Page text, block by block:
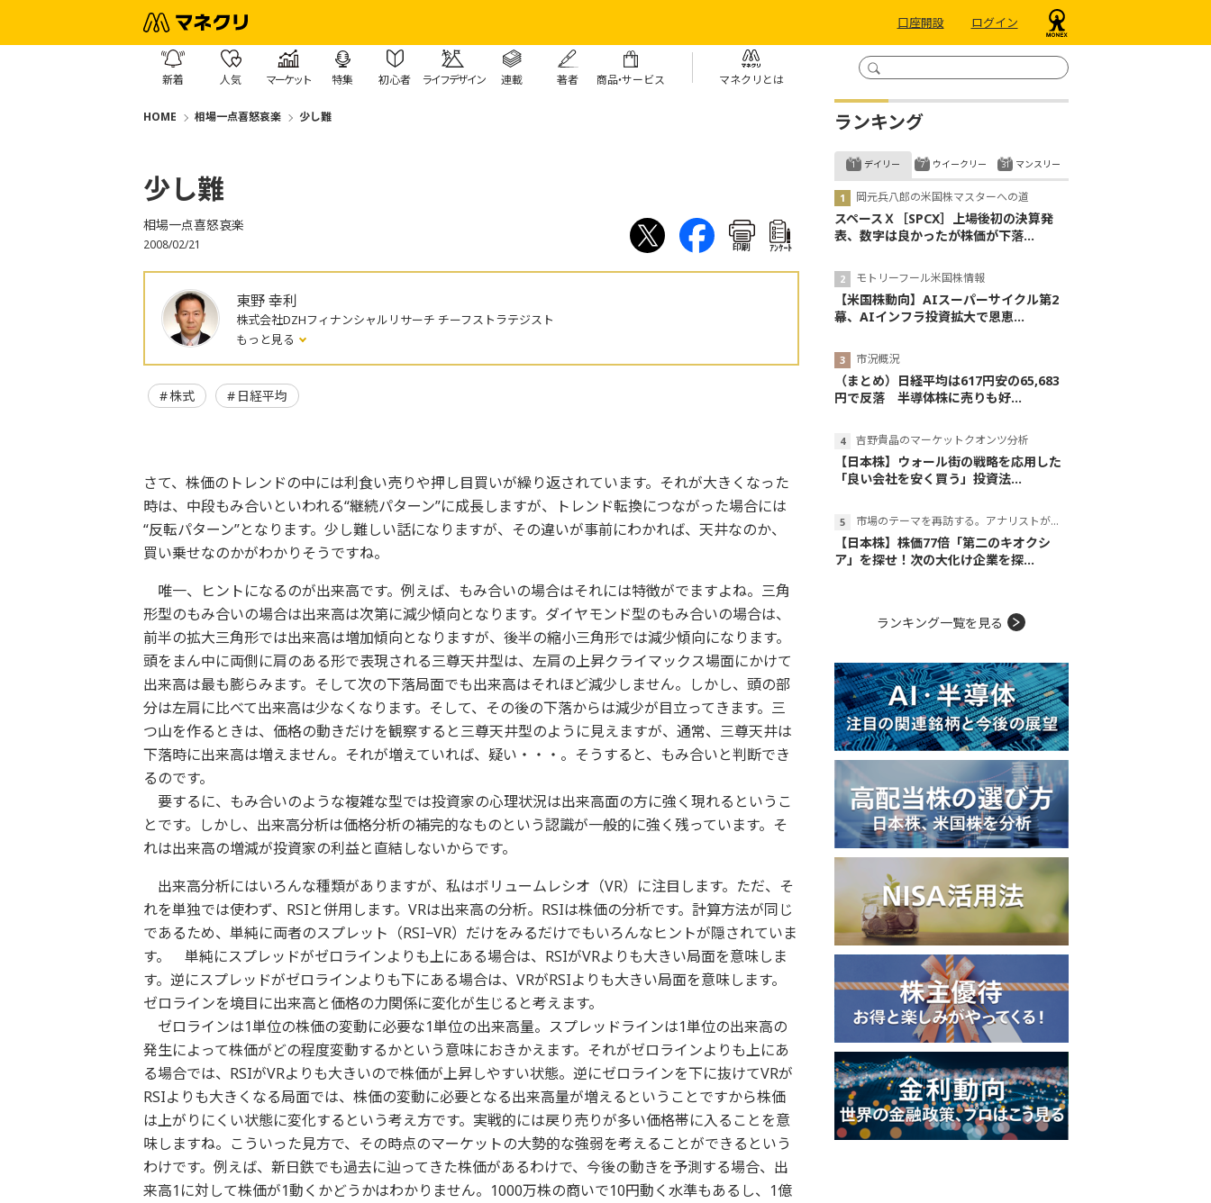
口座開設 ログイン
新着 人気 マーケット 特集 初心者 ライフデザイン 連載 著者 商品・サービス マネクリとは
HOME 相場一点喜怒哀楽 少し難
少し難
相場一点喜怒哀楽
2008/02/21 印刷 ｱﾝｹｰﾄ
東野 幸利
株式会社DZHフィナンシャルリサーチ チーフストラテジスト
もっと見る
株式 日経平均
さて、株価のトレンドの中には利食い売りや押し目買いが繰り返されています。それが大きくなった
時は、中段もみ合いといわれる“継続パターン”に成長しますが、トレンド転換につながった場合には
“反転パターン”となります。少し難しい話になりますが、その違いが事前にわかれば、天井なのか、
買い乗せなのかがわかりそうですね。
唯一、ヒントになるのが出来高です。例えば、もみ合いの場合はそれには特徴がでますよね。三角
形型のもみ合いの場合は出来高は次第に減少傾向となります。ダイヤモンド型のもみ合いの場合は、
前半の拡大三角形では出来高は増加傾向となりますが、後半の縮小三角形では減少傾向になります。
頭をまん中に両側に肩のある形で表現される三尊天井型は、左肩の上昇クライマックス場面にかけて
出来高は最も膨らみます。そして次の下落局面でも出来高はそれほど減少しません。しかし、頭の部
分は左肩に比べて出来高は少なくなります。そして、その後の下落からは減少が目立ってきます。三
つ山を作るときは、価格の動きだけを観察すると三尊天井型のように見えますが、通常、三尊天井は
下落時に出来高は増えません。それが増えていれば、疑い・・・。そうすると、もみ合いと判断でき
るのです。
要するに、もみ合いのような複雑な型では投資家の心理状況は出来高面の方に強く現れるというこ
とです。しかし、出来高分析は価格分析の補完的なものという認識が一般的に強く残っています。そ
れは出来高の増減が投資家の利益と直結しないからです。
出来高分析にはいろんな種類がありますが、私はボリュームレシオ（VR）に注目します。ただ、そ
れを単独では使わず、RSIと併用します。VRは出来高の分析。RSIは株価の分析です。計算方法が同じ
であるため、単純に両者のスプレット（RSI−VR）だけをみるだけでもいろんなヒントが隠されていま
す。 単純にスプレッドがゼロラインよりも上にある場合は、RSIがVRよりも大きい局面を意味しま
す。逆にスプレッドがゼロラインよりも下にある場合は、VRがRSIよりも大きい局面を意味します。
ゼロラインを境目に出来高と価格の力関係に変化が生じると考えます。
ゼロラインは1単位の株価の変動に必要な1単位の出来高量。スプレッドラインは1単位の出来高の
発生によって株価がどの程度変動するかという意味におきかえます。それがゼロラインよりも上にあ
る場合では、RSIがVRよりも大きいので株価が上昇しやすい状態。逆にゼロラインを下に抜けてVRが
RSIよりも大きくなる局面では、株価の変動に必要となる出来高量が増えるということですから株価
は上がりにくい状態に変化するという考え方です。実戦的には戻り売りが多い価格帯に入ることを意
味しますね。こういった見方で、その時点のマーケットの大勢的な強弱を考えることができるという
わけです。例えば、新日鉄でも過去に辿ってきた株価があるわけで、今後の動きを予測する場合、出
来高1に対して株価が1動くかどうかはわかりません。1000万株の商いで10円動く水準もあるし、1億
ランキング
デイリー
岡元兵八郎の米国株マスターへの道
スペースＸ［SPCX］上場後初の決算発
表、数字は良かったが株価が下落...
モトリーフール米国株情報
【米国株動向】AIスーパーサイクル第2
幕、AIインフラ投資拡大で恩恵...
市況概況
（まとめ）日経平均は617円安の65,683
円で反落 半導体株に売りも好...
吉野貴晶のマーケットクオンツ分析
【日本株】ウォール街の戦略を応用した
「良い会社を安く買う」投資法...
市場のテーマを再訪する。アナリストが読み解くテーマの本質
【日本株】株価77倍「第二のキオクシ
ア」を探せ！次の大化け企業を探...
ウイークリー マンスリー
ランキング一覧を見る